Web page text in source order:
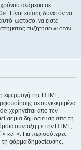
χρόνου ανάμεσα σε
Είναι επίσης δυνατόν να
ωστόσο, να είστε
συζητήσεων όταν
εφαρμογή της HTML,
σε συγκεκριμένα
χορηγείται από τον
σε μια δημοσίευση από τη
σύνταξη με την HTML,
< και >. Για περισσότερες
τη φόρμα δημοσίευσης.